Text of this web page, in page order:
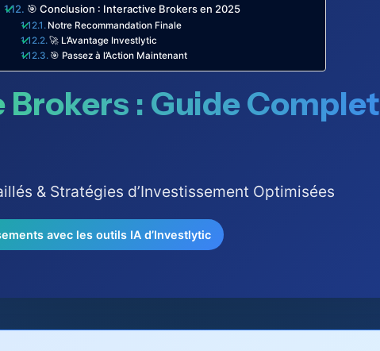
🎯 Conclusion : Interactive Brokers en 2025
Notre Recommandation Finale
🚀 L’Avantage Investlytic
🎯 Passez à l’Action Maintenant
: Guide Complet
& Stratégies d’Investissement Optimisées
avec les outils IA d’Investlytic